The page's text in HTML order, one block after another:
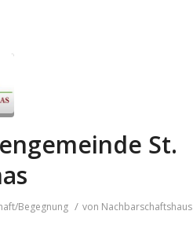
St.
Begegnung / von Nachbarschaftshaus